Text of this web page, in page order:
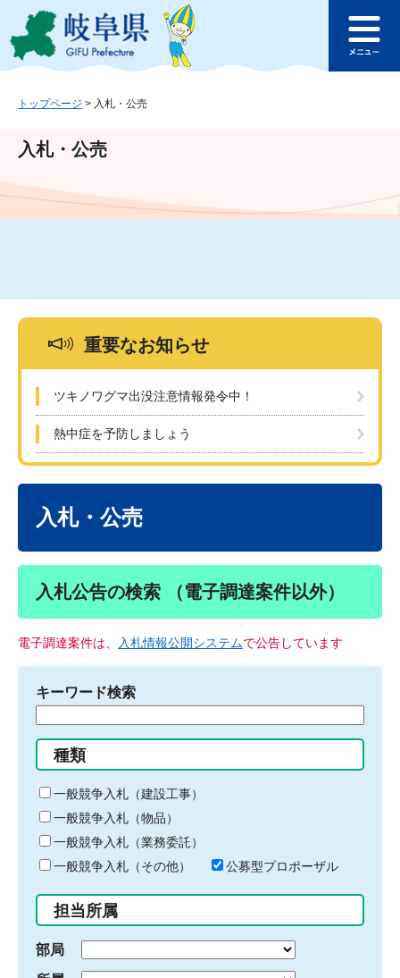
ジ
ュ
文
このページの本文へ
ュ
トップページ > 入札・公売
入札・公売
重要なお知らせ
ツキノワグマ出没注意情報発令中！
熱中症を予防しましょう
入札・公売
入札公告の検索 （電子調達案件以外）
電子調達案件は、 入札情報公開システムで公告しています
キーワード検索
る
キ
ー
ワ
ー
ド
入
力
種類
一般競争入札（建設工事）
一般競争入札（物品）
一般競争入札（業務委託）
一般競争入札（その他）
公募型プロポーザル
担当所属
部局